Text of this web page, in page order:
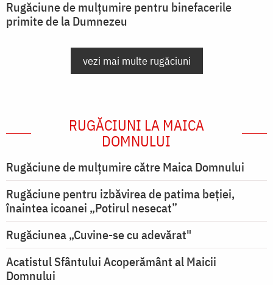
Rugăciune de mulțumire pentru binefacerile
primite de la Dumnezeu
vezi mai multe rugăciuni
RUGĂCIUNI LA MAICA
DOMNULUI
Rugăciune de mulţumire către Maica Domnului
Rugăciune pentru izbăvirea de patima beției,
înaintea icoanei „Potirul nesecat”
Rugăciunea „Cuvine-se cu adevărat"
Acatistul Sfântului Acoperământ al Maicii
Domnului